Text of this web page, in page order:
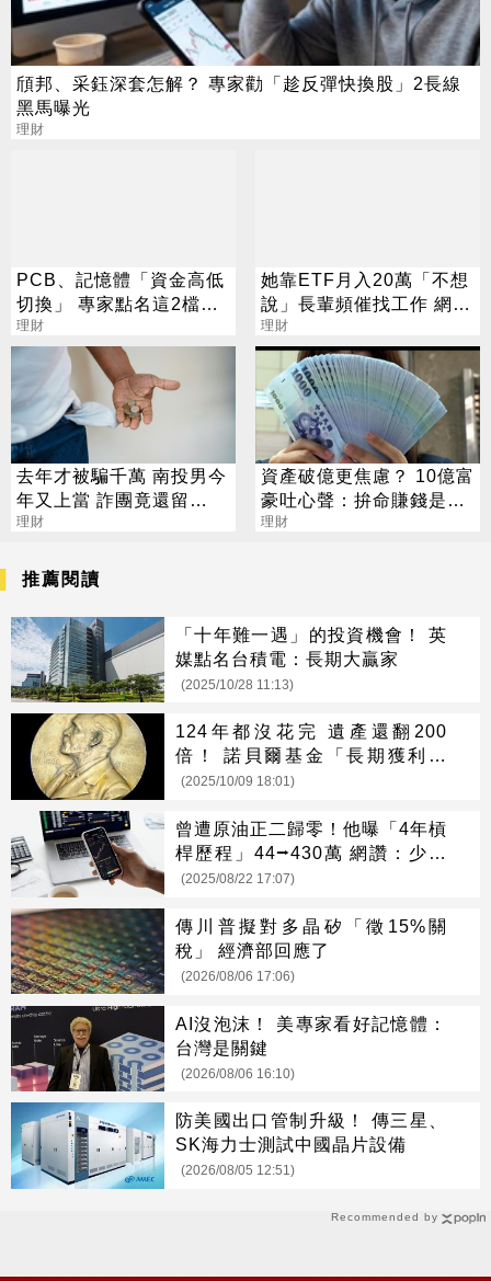
頎邦、采鈺深套怎解？ 專家勸「趁反彈快換股」2長線
黑馬曝光
理財
PCB、記憶體「資金高低
切換」 專家點名這2檔：
必備
理財
她靠ETF月入20萬「不想
說」長輩頻催找工作 網授
大絕：聽過安麗嗎？
理財
去年才被騙千萬 南投男今
年又上當 詐團竟還留
「87」元嘲諷
理財
資產破億更焦慮？ 10億富
豪吐心聲：拚命賺錢是在
「超度自己」
理財
Recommended by
推薦閱讀
「十年難一遇」的投資機會！ 英
媒點名台積電：長期大贏家
(2025/10/28 11:13)
124年都沒花完 遺產還翻200
倍！ 諾貝爾基金「長期獲利祕
密」曝光
(2025/10/09 18:01)
曾遭原油正二歸零！他曝「4年槓
桿歷程」44⭢430萬 網讚：少年
股神
(2025/08/22 17:07)
傳川普擬對多晶矽「徵15%關
稅」 經濟部回應了
(2026/08/06 17:06)
AI沒泡沫！ 美專家看好記憶體：
台灣是關鍵
(2026/08/06 16:10)
防美國出口管制升級！ 傳三星、
SK海力士測試中國晶片設備
(2026/08/05 12:51)